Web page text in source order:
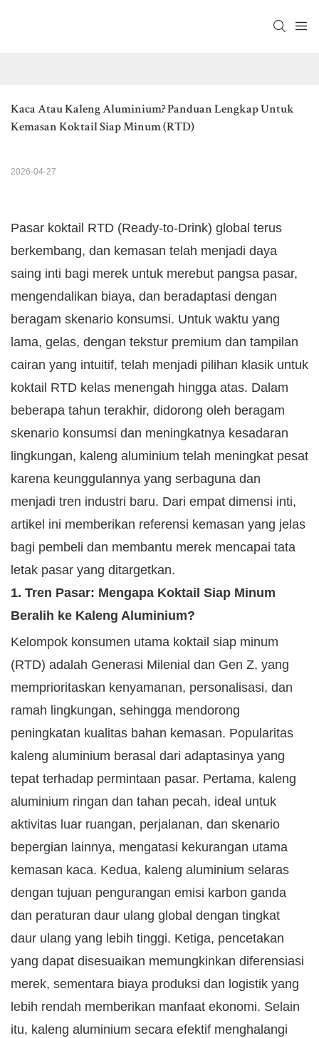
Kaca Atau Kaleng Aluminium? Panduan Lengkap Untuk
Kemasan Koktail Siap Minum (RTD)
2026-04-27
Pasar koktail RTD (Ready-to-Drink) global terus
berkembang, dan kemasan telah menjadi daya
saing inti bagi merek untuk merebut pangsa pasar,
mengendalikan biaya, dan beradaptasi dengan
beragam skenario konsumsi. Untuk waktu yang
lama, gelas, dengan tekstur premium dan tampilan
cairan yang intuitif, telah menjadi pilihan klasik untuk
koktail RTD kelas menengah hingga atas. Dalam
beberapa tahun terakhir, didorong oleh beragam
skenario konsumsi dan meningkatnya kesadaran
lingkungan, kaleng aluminium telah meningkat pesat
karena keunggulannya yang serbaguna dan
menjadi tren industri baru. Dari empat dimensi inti,
artikel ini memberikan referensi kemasan yang jelas
bagi pembeli dan membantu merek mencapai tata
letak pasar yang ditargetkan.
1. Tren Pasar: Mengapa Koktail Siap Minum
Beralih ke Kaleng Aluminium?
Kelompok konsumen utama koktail siap minum
(RTD) adalah Generasi Milenial dan Gen Z, yang
memprioritaskan kenyamanan, personalisasi, dan
ramah lingkungan, sehingga mendorong
peningkatan kualitas bahan kemasan. Popularitas
kaleng aluminium berasal dari adaptasinya yang
tepat terhadap permintaan pasar. Pertama, kaleng
aluminium ringan dan tahan pecah, ideal untuk
aktivitas luar ruangan, perjalanan, dan skenario
bepergian lainnya, mengatasi kekurangan utama
kemasan kaca. Kedua, kaleng aluminium selaras
dengan tujuan pengurangan emisi karbon ganda
dan peraturan daur ulang global dengan tingkat
daur ulang yang lebih tinggi. Ketiga, pencetakan
yang dapat disesuaikan memungkinkan diferensiasi
merek, sementara biaya produksi dan logistik yang
lebih rendah memberikan manfaat ekonomi. Selain
itu, kaleng aluminium secara efektif menghalangi